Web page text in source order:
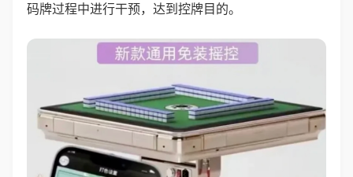
码牌过程中进行干预，达到控牌目的。